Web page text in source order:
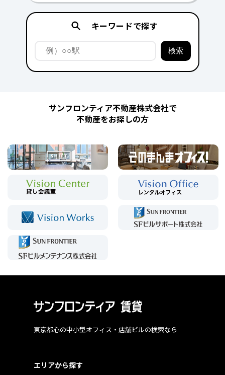
キーワードで探す
サンフロンティア不動産株式会社で
不動産をお探しの方
東京都心の中小型オフィス・店舗ビルの検索なら
エリアから探す